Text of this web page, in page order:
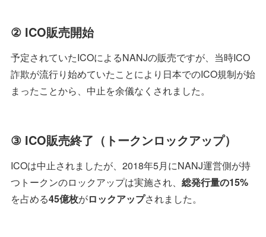
② ICO販売開始
予定されていたICOによるNANJの販売ですが、当時ICO
詐欺が流行り始めていたことにより日本でのICO規制が始
まったことから、中止を余儀なくされました。
③ ICO販売終了（トークンロックアップ）
ICOは中止されましたが、2018年5月にNANJ運営側が持
つトークンのロックアップは実施され、 総発行量の15%
を占める45億枚がロックアップされました。